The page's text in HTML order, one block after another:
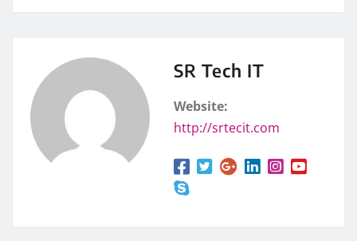
SR Tech IT
Website:
http://srtecit.com